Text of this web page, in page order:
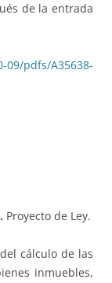
de la entrada
09/pdfs/A35638-
Proyecto de Ley.
cálculo de las
inmuebles,